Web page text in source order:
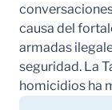
causa del
armadas
seguridad. La
homicidios ha